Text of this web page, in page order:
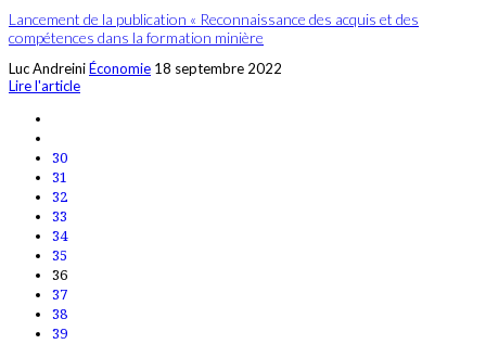
Lancement de la publication « Reconnaissance des acquis et des
compétences dans la formation minière
Luc AndreiniÉconomie 18 septembre 2022
Lire l'article
30
31
32
33
34
35
36
37
38
39